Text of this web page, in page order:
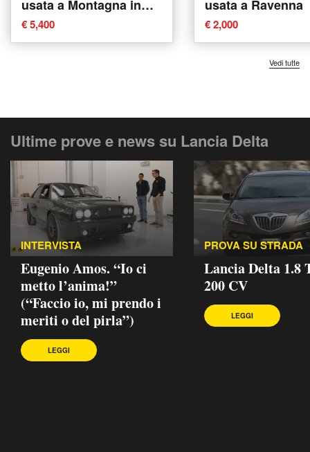
usata a Montagna in
Valtellina
€ 5,400
usata a Ravenna
€ 2,000
Vedi tutte
Ultime prove e news su Lancia Delta
INTERVISTA
Eugenio Amos. “Io ci
metto l’anima!”
(“Faccio io, mi prendo i
meriti o del pirla”)
LEGGI
PROVA SU STRADA
Lancia Delta 1.8
200 CV
LEGGI